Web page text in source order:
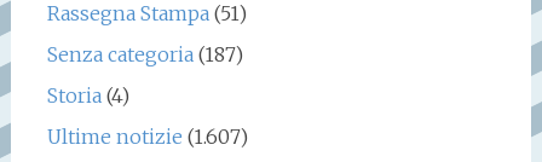
Rassegna Stampa(51)
Senza categoria(187)
Storia(4)
Ultime notizie (1.607)